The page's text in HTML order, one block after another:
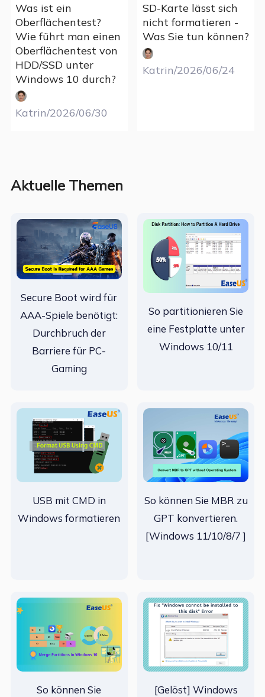
Was ist ein
Oberflächentest?
Wie führt man einen
Oberflächentest von
HDD/SSD unter
Windows 10 durch?
Katrin/2026/06/30
SD-Karte lässt sich
nicht formatieren -
Was Sie tun können?
Katrin/2026/06/24
Aktuelle Themen
Secure Boot wird für
AAA-Spiele benötigt:
Durchbruch der
Barriere für PC-
Gaming
So partitionieren Sie
eine Festplatte unter
Windows 10/11
USB mit CMD in
Windows formatieren
So können Sie MBR zu
GPT konvertieren.
[Windows 11/10/8/7 ]
So können Sie
[Gelöst] Windows